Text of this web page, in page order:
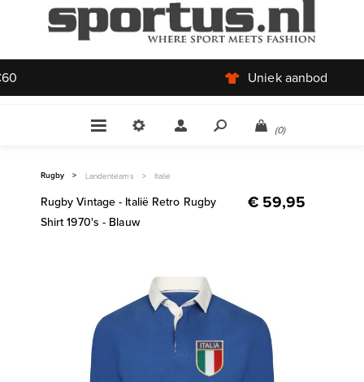
Uniek aanbod
(0)
Rugby > Landenteams > Italië
Rugby Vintage - Italië Retro Rugby
Shirt 1970's - Blauw
€ 59,95